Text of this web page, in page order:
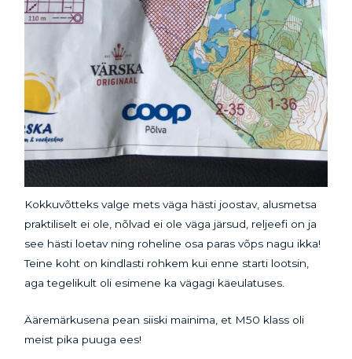
Kokkuvõtteks valge mets väga hästi joostav, alusmetsa
praktiliselt ei ole, nõlvad ei ole väga järsud, reljeefi on ja
see hästi loetav ning roheline osa paras võps nagu ikka!
Teine koht on kindlasti rohkem kui enne starti lootsin,
aga tegelikult oli esimene ka vägagi käeulatuses.
Ääremärkusena pean siiski mainima, et M50 klass oli
meist pika puuga ees!